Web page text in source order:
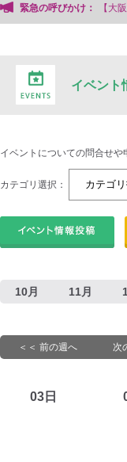
緊急の呼びかけ：
大阪地検検事正による女
イベント
イベントについての問合せや
カテゴリ選択：
10月 11月
＜＜ 前の週へ 次
03日